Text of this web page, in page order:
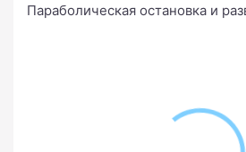
Параболическая остановка и